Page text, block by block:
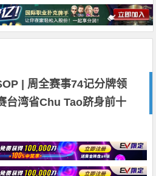
| 周全赛事74记分牌领
台湾省Chu Tao跻身前十